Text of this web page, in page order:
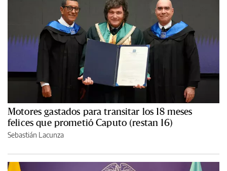
Motores gastados para transitar los 18 meses
felices que prometió Caputo (restan 16)
Sebastián Lacunza